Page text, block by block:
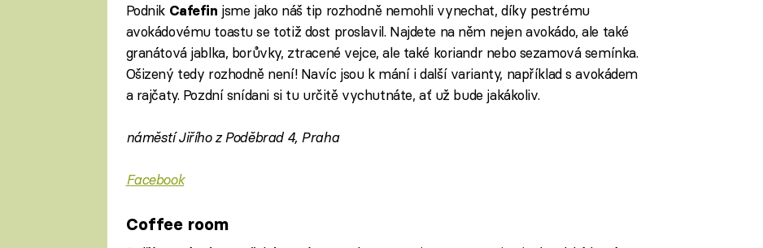
Podnik Cafefin jsme jako náš tip rozhodně nemohli vynechat, díky pestrému
avokádovému toastu se totiž dost proslavil. Najdete na něm nejen avokádo, ale také
granátová jablka, borůvky, ztracené vejce, ale také koriandr nebo sezamová semínka.
Ošizený tedy rozhodně není! Navíc jsou k mání i další varianty, například s avokádem
a rajčaty. Pozdní snídani si tu určitě vychutnáte, ať už bude jakákoliv.
náměstí Jiřího z Poděbrad 4, Praha
Facebook
Coffee room